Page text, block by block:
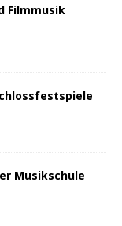
Filmmusik
Musikschule